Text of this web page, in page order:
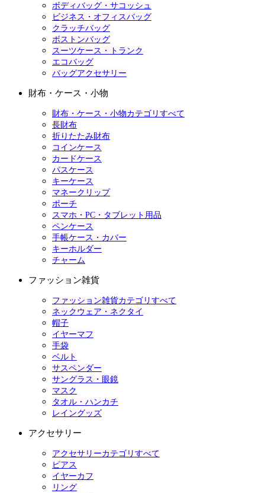
ボディバッグ・サコッシュ
ビジネス・オフィスバッグ
クラッチバッグ
ボストンバッグ
スーツケース・トランク
エコバッグ
バッグアクセサリー
財布・ケース・小物
財布・ケース・小物カテゴリすべて
長財布
折りたたみ財布
コインケース
カードケース
パスケース
キーケース
マネークリップ
ポーチ
スマホ・PC・タブレット用品
ペンケース
手帳ケース・カバー
キーホルダー
チャーム
ファッション雑貨
ファッション雑貨カテゴリすべて
ネックウェア・ネクタイ
帽子
イヤーマフ
手袋
ベルト
サスペンダー
サングラス・眼鏡
マスク
タオル・ハンカチ
レイングッズ
アクセサリー
アクセサリーカテゴリすべて
ピアス
イヤーカフ
リング